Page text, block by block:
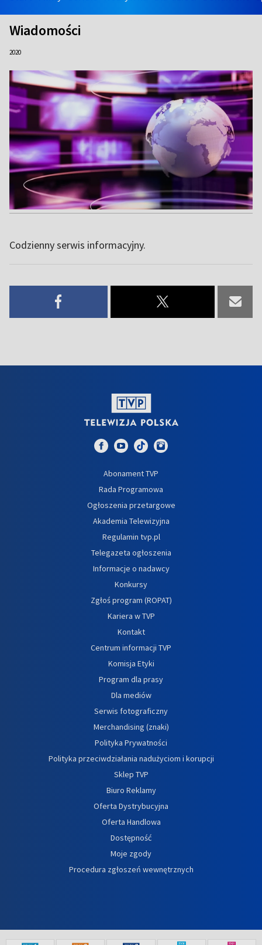
Wiadomości
2020
Codzienny serwis informacyjny.
Abonament TVP
Rada Programowa
Ogłoszenia przetargowe
Akademia Telewizyjna
Regulamin tvp.pl
Telegazeta ogłoszenia
Informacje o nadawcy
Konkursy
Zgłoś program (ROPAT)
Kariera w TVP
Kontakt
Centrum informacji TVP
Komisja Etyki
Program dla prasy
Dla mediów
Serwis fotograficzny
Merchandising (znaki)
Polityka Prywatności
Polityka przeciwdziałania nadużyciom i korupcji
Sklep TVP
Biuro Reklamy
Oferta Dystrybucyjna
Oferta Handlowa
Dostępność
Moje zgody
Procedura zgłoszeń wewnętrznych